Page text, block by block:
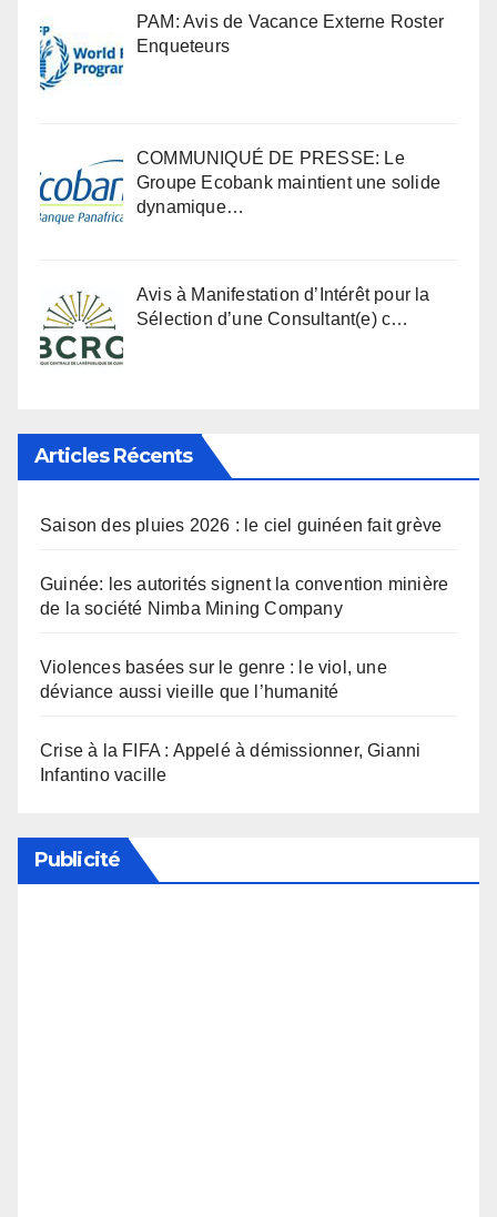
PAM: Avis de Vacance Externe Roster
Enqueteurs
COMMUNIQUÉ DE PRESSE: Le
Groupe Ecobank maintient une solide
dynamique…
Avis à Manifestation d’Intérêt pour la
Sélection d’une Consultant(e) c…
Articles Récents
Saison des pluies 2026 : le ciel guinéen fait grève
Guinée: les autorités signent la convention minière
de la société Nimba Mining Company
Violences basées sur le genre : le viol, une
déviance aussi vieille que l’humanité
Crise à la FIFA : Appelé à démissionner, Gianni
Infantino vacille
Publicité